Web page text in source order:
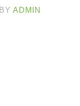
BYADMIN